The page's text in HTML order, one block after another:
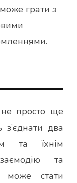
грати з
просто ще
два
та їхнім
та
може стати